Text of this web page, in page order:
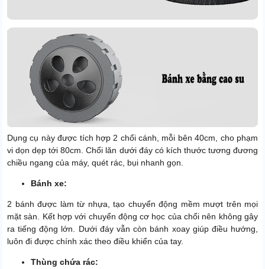
Dụng cụ này được tích hợp 2 chổi cánh, mỗi bên 40cm, cho phạm
vi dọn dẹp tới 80cm. Chổi lăn dưới đáy có kích thước tương đương
chiều ngang của máy, quét rác, bụi nhanh gọn.
Bánh xe:
2 bánh được làm từ nhựa, tạo chuyển động mềm mượt trên mọi
mặt sàn. Kết hợp với chuyển động cơ học của chổi nên không gây
ra tiếng động lớn. Dưới đáy vẫn còn bánh xoay giúp điều hướng,
luôn đi được chính xác theo điều khiển của tay.
Thùng chứa rác: